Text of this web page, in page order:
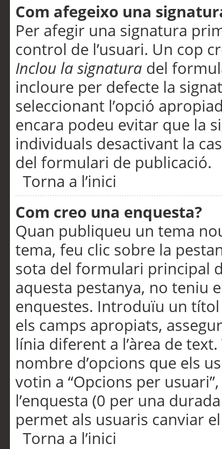
Com afegeixo una
Per afegir una signatura
control de l’usuari. Un cop
Inclou la signatura del
incloure per defecte la
seleccionant l’opció
encara podeu evitar que la
individuals desactivant la
del formulari de publicació.
Torna a l’inici
Com creo una enquesta?
Quan publiqueu un tema
tema, feu clic sobre la
sota del formulari principal
aquesta pestanya, no teniu
enquestes. Introduïu un
els camps apropiats,
línia diferent a l’àrea de
nombre d’opcions que els
votin a “Opcions per
l’enquesta (0 per una
permet als usuaris canviar
Torna a l’inici